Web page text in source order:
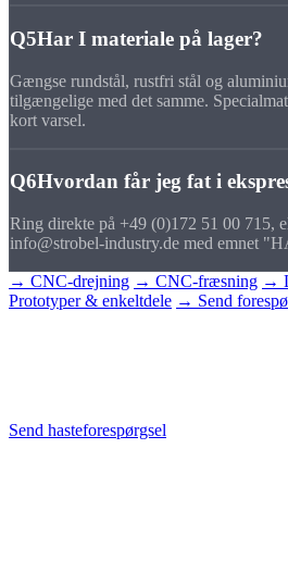
Q5Har I materiale på lager?
Gængse rundstål, rustfri stål og
tilgængelige med det samme.
kort varsel.
Q6Hvordan får jeg fat i
Ring direkte på +49 (0)172 51 00 715,
info@strobel-industry.de med emnet
→ CNC-drejning → CNC-fræsning →
Prototyper & enkeltdele → Send
Send hasteforespørgsel